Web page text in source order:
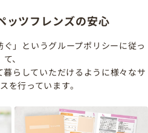
ッツフレンズの安心
」というグループポリシーに従っ
て、
らしていただけるように様々なサ
を行っています。